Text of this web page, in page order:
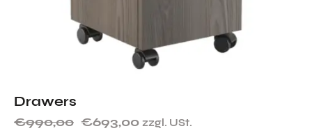
Drawers
€990,00 €693,00 zzgl. USt.